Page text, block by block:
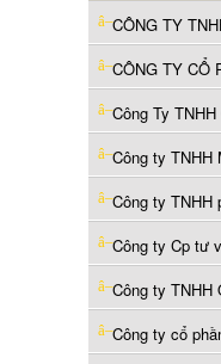
CÔNG TY CỔ
Công Ty
Công ty TNHH
Công ty TNHH
Công ty cổ